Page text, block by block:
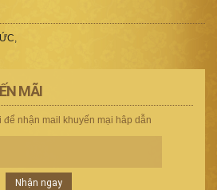
,
MÃI
nhận mail khuyến mại hâp dẫn
Nhận ngay